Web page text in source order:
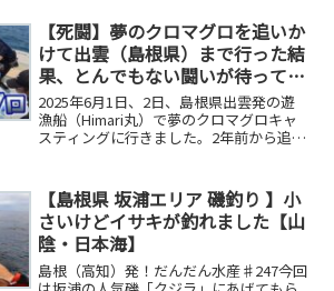
【死闘】夢のクロマグロを追いか
けて出雲（島根県）まで行った結
果、とんでもない闘いが待ってい
た
2025年6月1日、2日、島根県出雲発の遊
漁船（Himari丸）で夢のクロマグロキャ
スティングに行きました。2年前から追い
【島根県 坂浦エリア 磯釣り 】小
さいけどイサキが釣れました【山
陰・日本海】
島根（高知）発！だんだん水産♯247今回